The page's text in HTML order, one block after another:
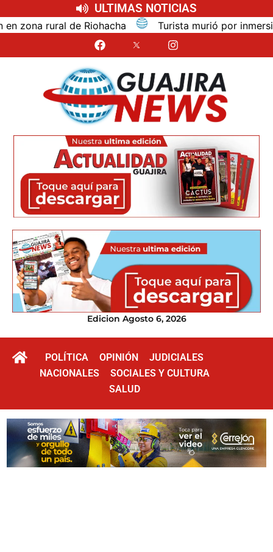
ULTIMAS NOTICIAS
rural de Riohacha Turista murió por inmersión
Edicion Agosto 6, 2026
POLÍTICA OPINIÓN
JUDICIALES
NACIONALES
SOCIALES Y CULTURA
SALUD